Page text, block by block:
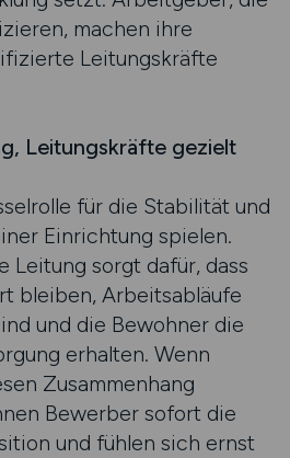
machen ihre
Leitungskräfte
Leitungskräfte gezielt
für die Stabilität und
Einrichtung spielen.
Leitung sorgt dafür, dass
bleiben, Arbeitsabläufe
und die Bewohner die
erhalten. Wenn
Zusammenhang
Bewerber sofort die
und fühlen sich ernst